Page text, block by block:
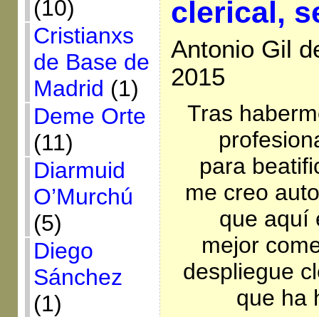
(10)
Cristianxs
de Base de
Madrid (1)
Deme Orte
(11)
Diarmuid
O’Murchú
(5)
Diego
Sánchez
(1)
clerical,
Antonio Gil
2015
Tras
para
me creo
que aquí
mejor
despliegue
que ha